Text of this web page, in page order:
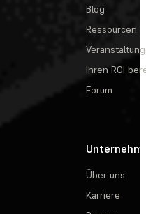
Blog
Ressourcen
Ihren ROI
Forum
Über uns
Karriere